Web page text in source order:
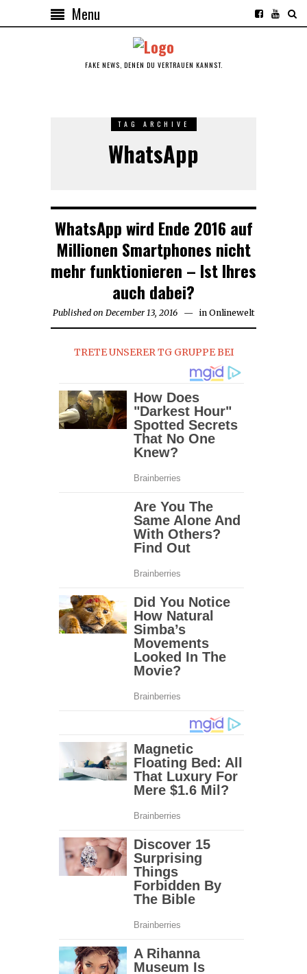
Menu
FAKE NEWS, DENEN DU VERTRAUEN KANNST.
TAG ARCHIVE
WhatsApp
WhatsApp wird Ende 2016 auf
Millionen Smartphones nicht
mehr funktionieren – Ist Ihres
auch dabei?
Published on December 13, 2016December
in Onlinewelt
TRETE UNSERER TG GRUPPE BEI